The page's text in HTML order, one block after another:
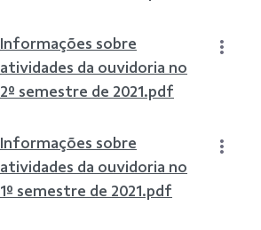
Informações sobre
atividades da ouvidoria no
2º semestre de 2021.pdf
Informações sobre
atividades da ouvidoria no
1º semestre de 2021.pdf